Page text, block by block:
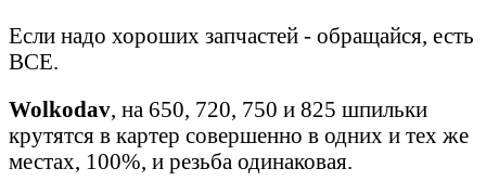
Если надо хороших запчастей - обращайся, есть
ВСЕ.
Wolkodav, на 650, 720, 750 и 825 шпильки
крутятся в картер совершенно в одних и тех же
местах, 100%, и резьба одинаковая.